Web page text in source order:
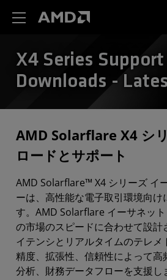
X4 Series Support
Downloads -
AMD Solarflare X4 シ
ロードとサポート
AMD Solarflare™ X4 シリーズ イ
ーは、高性能な電子取引環境向け
す。AMD Solarflare イーサネッ
の市場のスピードに合わせて設計
イテンシとリアルタイムのテレメ
精度、拡張性、信頼性によって高
分析、財務データフローを支援し